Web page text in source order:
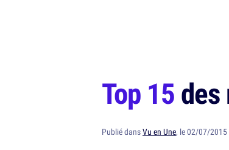
Top 15des
Publié dansVu en Une, le 02/07/2015